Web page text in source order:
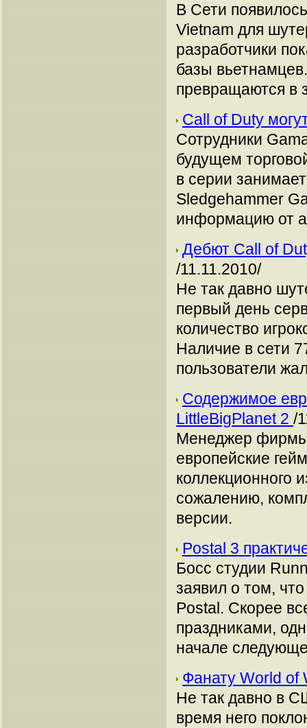
В Сети
Vietnam для
разработчики
базы
превращаются в
Call of Duty
Сотрудники
будущем
в серии
Sledgehammer
информацию от
Дебют Call of
/11.11.2010/
Не так давно
первый день
количество
Наличие в сети
пользователи
Содержимое
LittleBigPlanet 2 /
Менеджер фирмы
европейские
коллекционного
сожалению,
версии.
Postal 3
Босс студии
заявил о том,
Postal. Скорее
праздниками,
начале
Фанату World of
Не так давно в
время него